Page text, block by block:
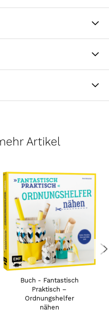
Artikel
Buch - Fantastisch
Praktisch –
Ordnungshelfer
nähen